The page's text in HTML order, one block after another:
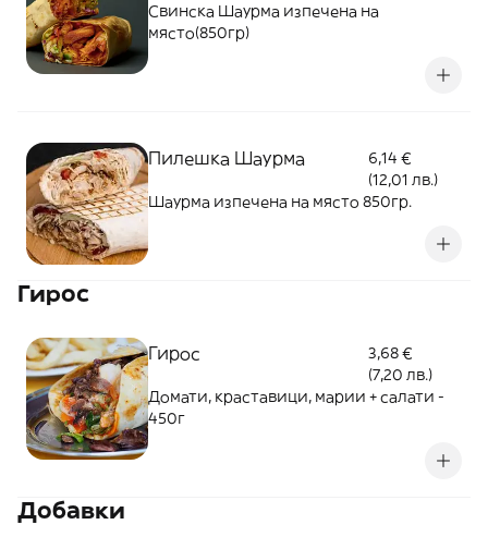
Свинска Шаурма изпечена на
място(850гр)
Пилешка Шаурма
6,14 €
(12,01 лв.)
Шаурма изпечена на място 850гр.
Гирос
Гирос
3,68 €
(7,20 лв.)
Домати, краставици, марии + салати -
450г
Добавки